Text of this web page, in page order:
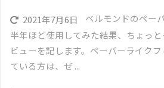
2021年7月6日
ベルモンドのペー
半年ほど使用してみた結果、ちょっ
ビューを記します。ペーパーライク
ている方は、ぜ ...